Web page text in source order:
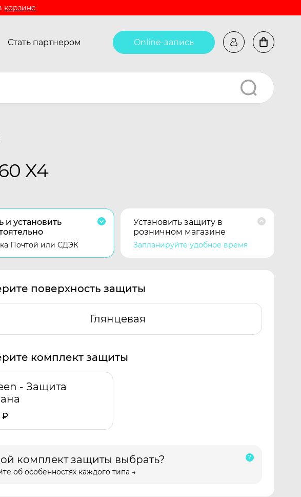
корзине
Стать партнером Online-запись
X4
и установить
Почтой или СДЭК
Установить защиту в
розничном магазине
Запланируйте удобное время
поверхность защиты
Глянцевая
комплект защиты
- Защита
₽
комплект защиты выбрать?
об особенностях каждого типа →